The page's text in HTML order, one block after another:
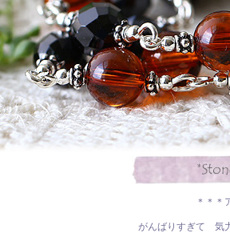
＊＊＊
がんばりすぎて 気